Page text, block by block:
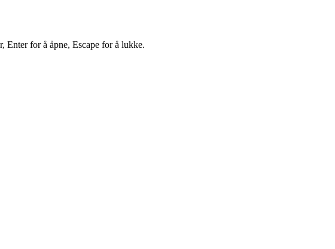
Enter for å åpne, Escape for å lukke.